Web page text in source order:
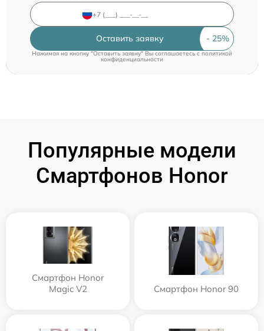
Оставить заявку
Нажимая на кнопку "Оставить заявку" Вы соглашаетесь c политикой
конфиденциальности
Популярные модели
Смартфонов Honor
Смартфон Honor
Magic V2
Смартфон Honor 90